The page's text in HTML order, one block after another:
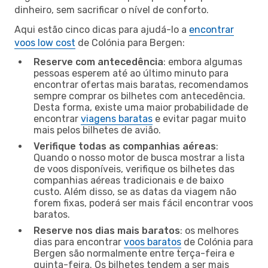
dinheiro, sem sacrificar o nível de conforto.
Aqui estão cinco dicas para ajudá-lo a encontrar
voos low cost de Colónia para Bergen:
Reserve com antecedência: embora algumas
pessoas esperem até ao último minuto para
encontrar ofertas mais baratas, recomendamos
sempre comprar os bilhetes com antecedência.
Desta forma, existe uma maior probabilidade de
encontrar viagens baratas e evitar pagar muito
mais pelos bilhetes de avião.
Verifique todas as companhias aéreas:
Quando o nosso motor de busca mostrar a lista
de voos disponíveis, verifique os bilhetes das
companhias aéreas tradicionais e de baixo
custo. Além disso, se as datas da viagem não
forem fixas, poderá ser mais fácil encontrar voos
baratos.
Reserve nos dias mais baratos: os melhores
dias para encontrar voos baratos de Colónia para
Bergen são normalmente entre terça-feira e
quinta-feira. Os bilhetes tendem a ser mais